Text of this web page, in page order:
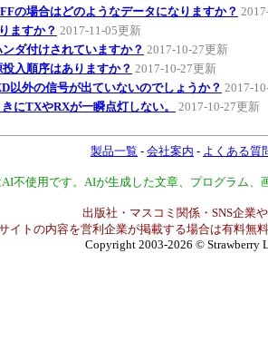
の場合はどのようなデータになりますか？
ますか？ 2017-11-05更新
ダ付けされていますか？ 2017-10-27更新
入順序はありますか？ 2017-10-27更新
以外の信号が出ていないのでしょうか？ 2017-
にTXやRXが一瞬点灯しない。
2017-10-27更新
製品一覧 - 会社案内 - よくある質
不使用です。AIが生成した文章、プログラム
出版社・マスコミ関係・SNS企業
イトの内容を営利企業が掲載する場合は有料無
Copyright 2003-2026 © Strawberry